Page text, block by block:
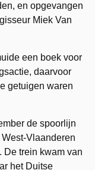
en opgevangen
Miek Van
een boek voor
daarvoor
getuigen waren
de spoorlijn
Vlaanderen
De trein kwam van
het Duitse